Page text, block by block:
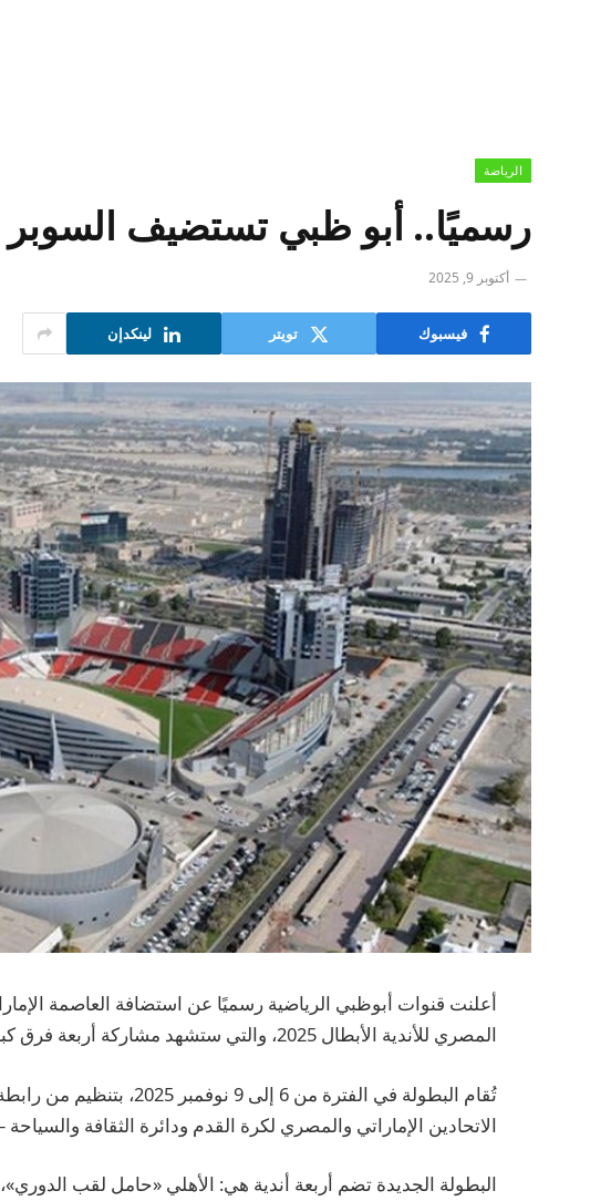
الرياضة
رسميًا.. أبو ظبي تستضيف
أكتوبر 9, 2025
فيسبوك تويتر لينكدإن
أعلنت قنوات أبوظبي الرياضية رسميًا عن استضافة العاصمة
المصري للأندية الأبطال 2025، والتي ستشهد مشاركة أربعة فرق كبرى للمرة الأولى.
تُقام البطولة في الفترة من 6 إلى
الاتحادين الإماراتي والمصري لكرة القدم ودائرة الثقافة
البطولة الجديدة تضم أربعة أندية هي: الأهلي «حامل لقب